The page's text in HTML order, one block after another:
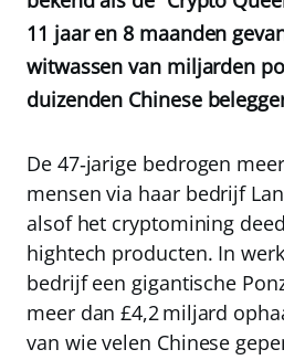
11 jaar en 8 maanden
witwassen van miljarden
duizenden Chinese
De 47‑jarige bedrogen
mensen via haar bedrijf
alsof het cryptomining
hightech producten. In
bedrijf een gigantische
meer dan£4,2 miljard
van wie velen Chinese